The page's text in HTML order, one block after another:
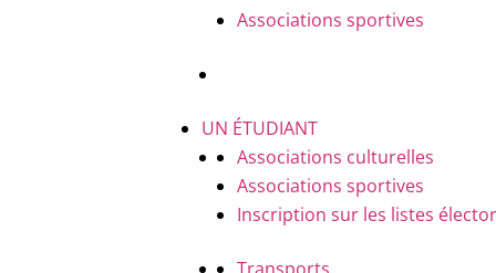
Associations sportives
UN ÉTUDIANT
Associations culturelles
Associations sportives
Inscription sur les listes